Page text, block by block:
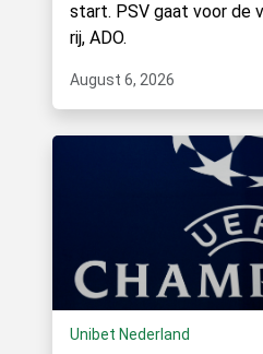
start. PSV gaat voor de
rij, ADO.
August 6, 2026
Unibet Nederland